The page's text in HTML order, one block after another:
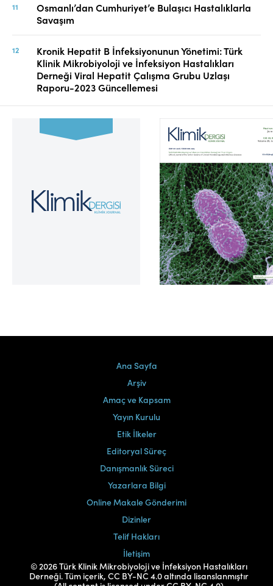
Osmanlı’dan Cumhuriyet’e Bulaşıcı Hastalıklarla
Savaşım
Kronik Hepatit B İnfeksiyonunun Yönetimi: Türk
Klinik Mikrobiyoloji ve İnfeksiyon Hastalıkları
Derneği Viral Hepatit Çalışma Grubu Uzlaşı
Raporu-2023 Güncellemesi
Cilt 39, Sayı 2
Ana Sayfa
Arşiv
Amaç ve Kapsam
Yayın Kurulu
Etik İlkeler
Editoryal Süreç
Danışmanlık Süreci
Yazarlara Bilgi
Online Makale Gönderimi
Dizinler
Telif Hakları
İletişim
© 2026 Türk Klinik Mikrobiyoloji ve İnfeksiyon Hastalıkları
Derneği. Tüm içerik, CC BY-NC 4.0 altında lisanslanmıştır